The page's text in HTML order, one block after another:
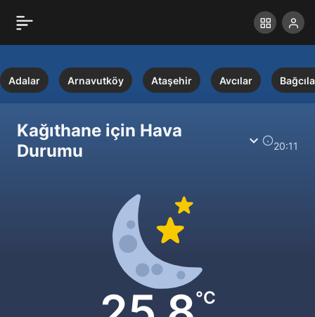
Adalar Arnavutköy Ataşehir Avcılar
Kağıthane için Hava
Durumu
20:11
°C